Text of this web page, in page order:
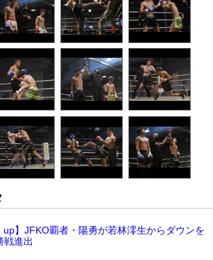
up】JFKO覇者・陽勇が若林澪生からダウンを
戦進出